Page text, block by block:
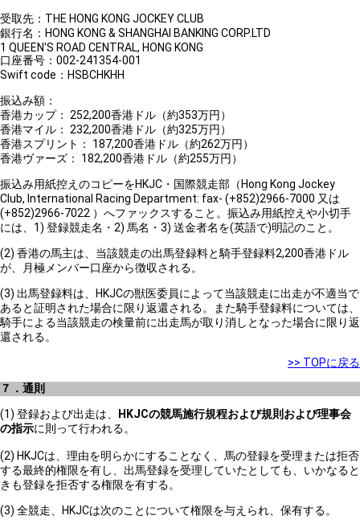
受取先：THE HONG KONG JOCKEY CLUB
銀行名：HONG KONG & SHANGHAI BANKING CORP.LTD
1 QUEEN'S ROAD CENTRAL, HONG KONG
口座番号：002-241354-001
Swift code：HSBCHKHH
振込み額：
香港カップ： 252,200香港ドル（約353万円）
香港マイル： 232,200香港ドル（約325万円）
香港スプリント： 187,200香港ドル（約262万円）
香港ヴァーズ： 182,200香港ドル（約255万円）
振込み用紙控えのコピーをHKJC・国際競走部（Hong Kong Jockey
Club, International Racing Department: fax- (+852)2966-7000 又は
(+852)2966-7022 ）へファックスすること。振込み用紙控えや小切手
には、1) 登録競走名・2) 馬名・3) 送金者名を(英語で)明記のこと。
(2) 香港の馬主は、当該競走の出馬登録料と騎手登録料2,200香港ドル
が、月極メンバー口座から徴収される。
(3) 出馬登録料は、HKJCの獣医委員によって当該競走に出走が不適当で
あると証明された場合に限り返還される。また騎手登録料については、
騎手による当該競走の検量前に出走馬が取り消しとなった場合に限り返
還される。
>> TOPに戻る
７．通則
(1) 登録および出走は、
HKJCの競馬施行規程および規則および理事会
の指示に則って行われる。
(2) HKJCは、理由を明らかにすることなく、馬の登録を受理または拒否
する最終的権限を有し、出馬登録を受理していたとしても、いかなると
きも登録を拒否する権限を有する。
(3) 全競走、HKJCは次のことについて権限を与えられ、保有する。